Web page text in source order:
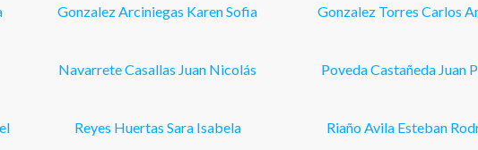
Gonzalez Arciniegas Karen Sofia Gonzalez Torres Carlos
Navarrete Casallas Juan Nicolás Poveda Castañeda Juan
Reyes Huertas Sara Isabela Riaño Avila Esteban